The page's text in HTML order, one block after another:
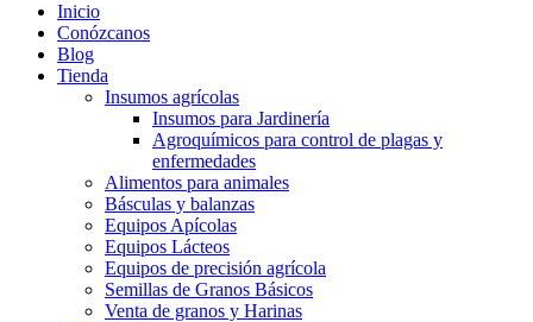
Inicio
Conózcanos
Blog
Tienda
Insumos agrícolas
Insumos para Jardinería
Agroquímicos para control de plagas y
enfermedades
Alimentos para animales
Básculas y balanzas
Equipos Apícolas
Equipos Lácteos
Equipos de precisión agrícola
Semillas de Granos Básicos
Venta de granos y Harinas